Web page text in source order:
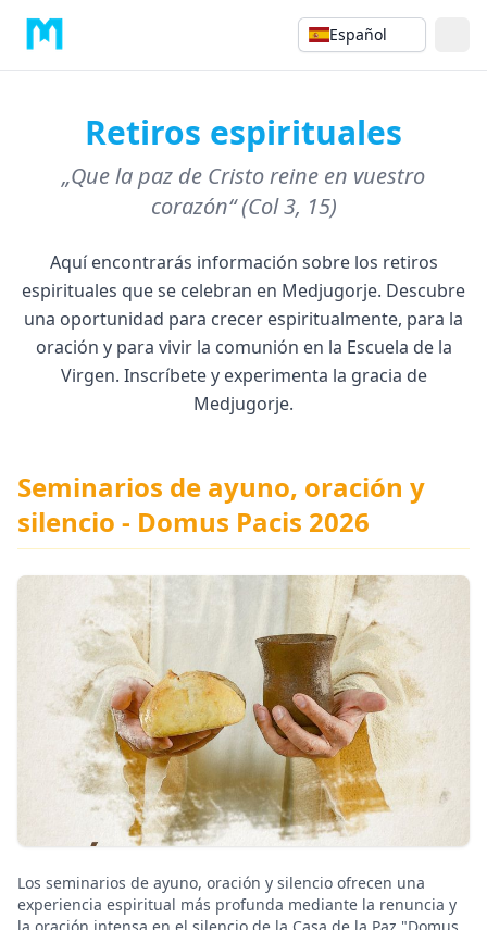
Español
Retiros espirituales
„Que la paz de Cristo reine en vuestro
corazón“ (Col 3, 15)
Aquí encontrarás información sobre los retiros
espirituales que se celebran en Medjugorje. Descubre
una oportunidad para crecer espiritualmente, para la
oración y para vivir la comunión en la Escuela de la
Virgen. Inscríbete y experimenta la gracia de
Medjugorje.
Seminarios de ayuno, oración y
silencio - Domus Pacis 2026
Los seminarios de ayuno, oración y silencio ofrecen una
experiencia espiritual más profunda mediante la renuncia y